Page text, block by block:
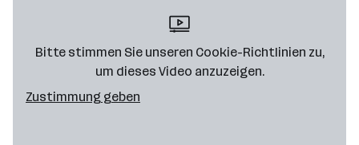
Bitte stimmen Sie unseren Cookie-Richtlinien zu,
um dieses Video anzuzeigen.
Zustimmung geben